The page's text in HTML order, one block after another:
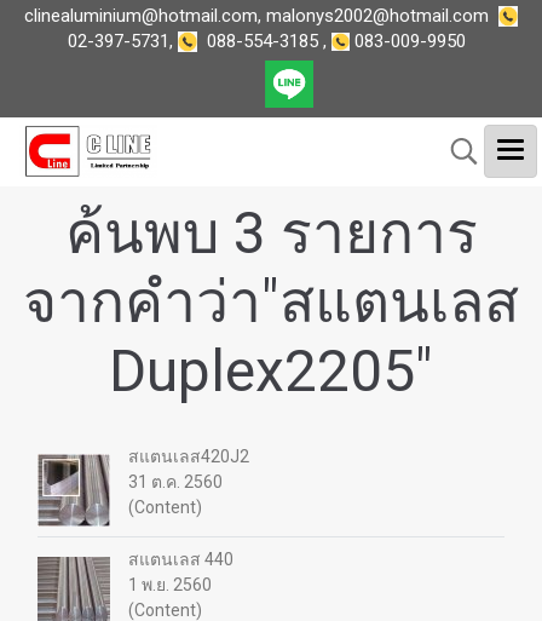
clinealuminium@hotmail.com, malonys2002@hotmail.com
02-397-5731, 088-554-3185, 083-009-9950
ค้นพบ 3 รายการ
จากคำว่า"สแตนเลส
Duplex2205"
สแตนเลส420J2
31 ต.ค. 2560
(Content)
สแตนเลส 440
1 พ.ย. 2560
(Content)